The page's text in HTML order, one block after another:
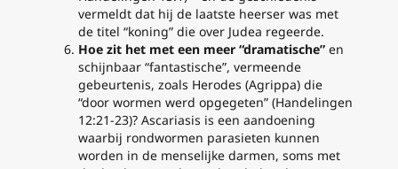
vermeldt dat hij de laatste heerser was met
de titel “koning” die over Judea regeerde.
Hoe zit het met een meer “dramatische” en
schijnbaar “fantastische”, vermeende
gebeurtenis, zoals Herodes (Agrippa) die
“door wormen werd opgegeten” (Handelingen
12:21-23)? Ascariasis is een aandoening
waarbij rondwormen parasieten kunnen
worden in de menselijke darmen, soms met